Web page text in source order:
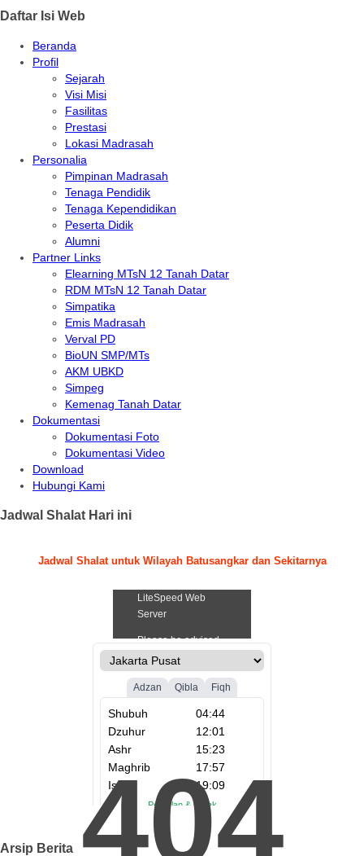
Daftar Isi Web
Beranda
Profil
Sejarah
Visi Misi
Fasilitas
Prestasi
Lokasi Madrasah
Personalia
Pimpinan Madrasah
Tenaga Pendidik
Tenaga Kependidikan
Peserta Didik
Alumni
Partner Links
Elearning MTsN 12 Tanah Datar
RDM MTsN 12 Tanah Datar
Simpatika
Emis Madrasah
Verval PD
BioUN SMP/MTs
AKM UBKD
Simpeg
Kemenag Tanah Datar
Dokumentasi
Dokumentasi Foto
Dokumentasi Video
Download
Hubungi Kami
Jadwal Shalat Hari ini
Jadwal Shalat untuk Wilayah Batusangkar dan Sekitarnya
Arsip Berita 404